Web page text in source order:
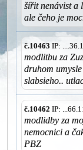
šířit nenávist a
ale čeho je
č.10463 IP:
modlitbu za
druhom
slabsieho..
č.10462 IP:
modlidby za
nemocnici a
PBZ